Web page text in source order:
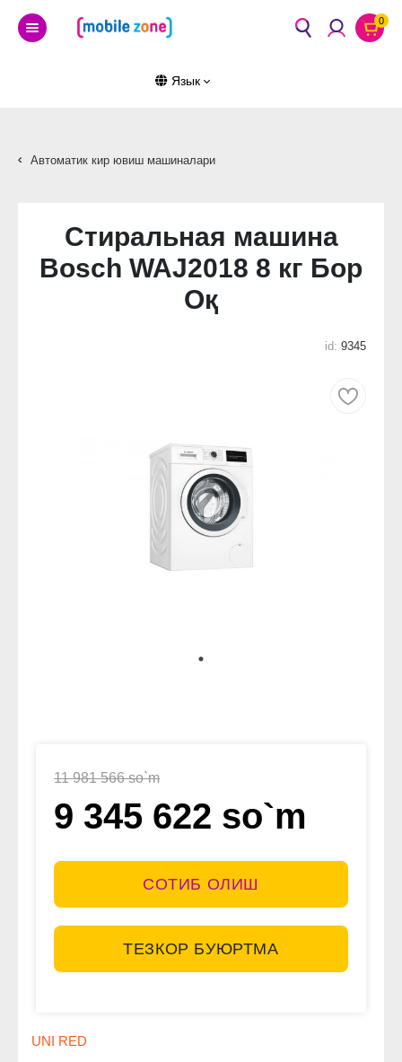
0
Язык
Автоматик кир ювиш машиналари
Стиральная машина
Bosch WAJ2018 8 кг Бор
Оқ
id: 9345
11 981 566 so`m
9 345 622 so`m
СОТИБ ОЛИШ
ТЕЗКОР БУЮРТМА
UNI RED